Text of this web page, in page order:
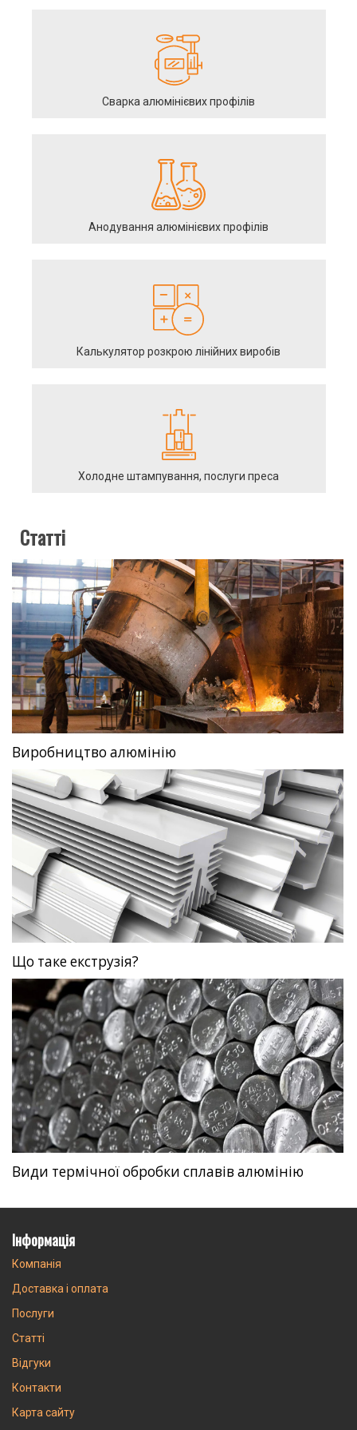
Сварка алюмінієвих профілів
Анодування алюмінієвих профілів
Калькулятор розкрою лінійних виробів
Холодне штампування, послуги преса
Статті
Виробництво алюмінію
Що таке екструзія?
Види термічної обробки сплавів алюмінію
Інформація
Компанія
Доставка і оплата
Послуги
Статті
Відгуки
Контакти
Карта сайту